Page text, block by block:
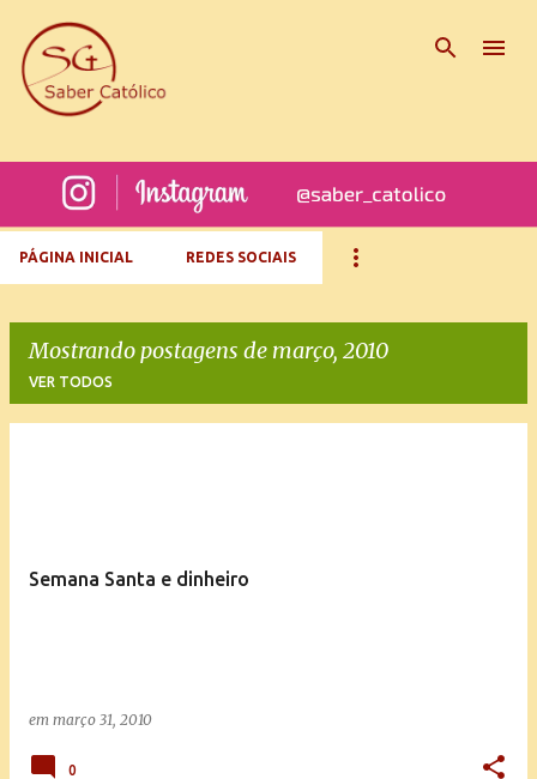
PÁGINA INICIAL REDES SOCIAIS
Mostrando postagens de março, 2010
VER TODOS
Semana Santa e dinheiro
em março 31, 2010
0